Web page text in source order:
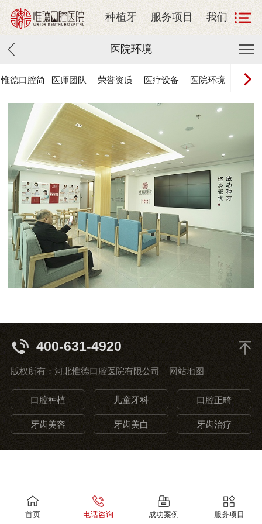
种植牙 服务项目 我们
医院环境
惟德口腔简
医师团队 荣誉资质 医疗设备 医院环境
联系惟
400-631-4920
版权所有：河北惟德口腔医院有限公司 网站地图
口腔种植 儿童牙科 口腔正畸
牙齿美容 牙齿美白 牙齿治疗
首页 电话咨询 成功案例 服务项目